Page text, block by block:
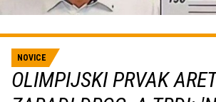
NOVICE
OLIMPIJSKI PRVAK